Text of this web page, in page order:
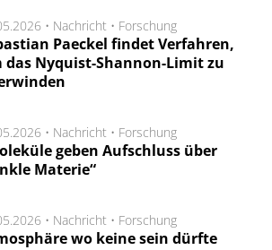
• Nachricht • Forschung
Paeckel findet Verfahren,
das Nyquist-Shannon-Limit zu
• Nachricht • Forschung
geben Aufschluss über
Materie“
• Nachricht • Forschung
wo keine sein dürfte